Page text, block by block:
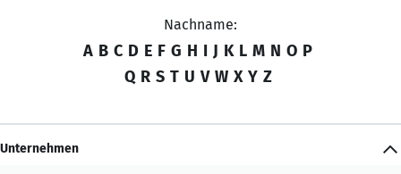
Nachname:
A B C D E F G H I J K L M N O P
Q R S T U V W X Y Z
Unternehmen